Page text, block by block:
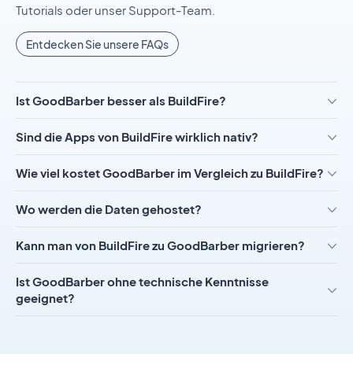
Tutorials oder unser Support-Team.
Entdecken Sie unsere FAQs
Ist GoodBarber besser als BuildFire?
Sind die Apps von BuildFire wirklich nativ?
Wie viel kostet GoodBarber im Vergleich zu BuildFire?
Wo werden die Daten gehostet?
Kann man von BuildFire zu GoodBarber migrieren?
Ist GoodBarber ohne technische Kenntnisse
geeignet?